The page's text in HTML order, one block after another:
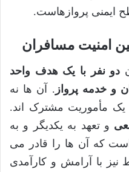
ایمنی پروازهاست.
امنیت مسافران
دو نفر با یک هدف واحد
و خدمه پرواز . آن ها نه
یک مأموریت مشترک اند.
و تعهد به یکدیگر و به
که آن ها را قادر می
با آرامش و کارآمدی